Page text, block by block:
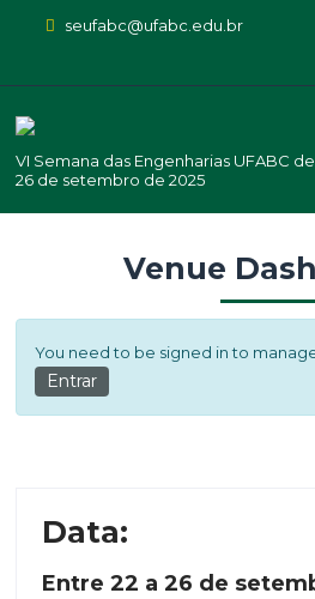
seufabc@ufabc.edu.br
VI Semana das Engenharias UFABC de
26 de setembro de 2025
Venue
You need to be signed in to
Entrar
Data:
Entre 22 a 26 de